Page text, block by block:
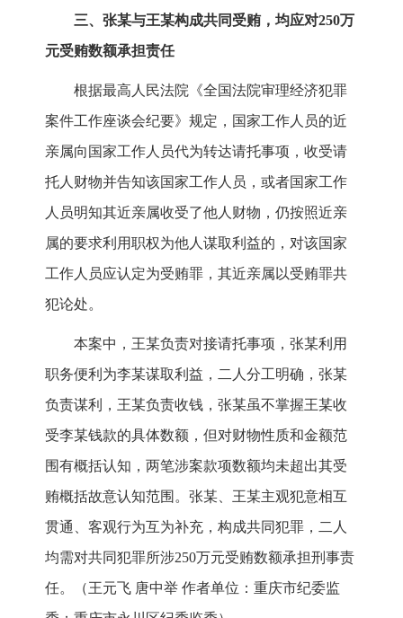
三、张某与王某构成共同受贿，均应对250万
元受贿数额承担责任
根据最高人民法院《全国法院审理经济犯罪
案件工作座谈会纪要》规定，国家工作人员的近
亲属向国家工作人员代为转达请托事项，收受请
托人财物并告知该国家工作人员，或者国家工作
人员明知其近亲属收受了他人财物，仍按照近亲
属的要求利用职权为他人谋取利益的，对该国家
工作人员应认定为受贿罪，其近亲属以受贿罪共
犯论处。
本案中，王某负责对接请托事项，张某利用
职务便利为李某谋取利益，二人分工明确，张某
负责谋利，王某负责收钱，张某虽不掌握王某收
受李某钱款的具体数额，但对财物性质和金额范
围有概括认知，两笔涉案款项数额均未超出其受
贿概括故意认知范围。张某、王某主观犯意相互
贯通、客观行为互为补充，构成共同犯罪，二人
均需对共同犯罪所涉250万元受贿数额承担刑事责
任。（王元飞 唐中举 作者单位：重庆市纪委监